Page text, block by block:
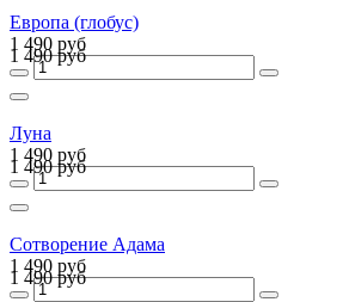
Европа (глобус)
1 490 руб
1 490 руб
Луна
1 490 руб
1 490 руб
Сотворение Адама
1 490 руб
1 490 руб